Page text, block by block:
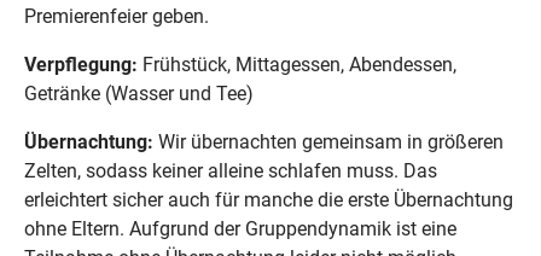
Premierenfeier geben.
Verpflegung: Frühstück, Mittagessen, Abendessen,
Getränke (Wasser und Tee)
Übernachtung: Wir übernachten gemeinsam in größeren
Zelten, sodass keiner alleine schlafen muss. Das
erleichtert sicher auch für manche die erste Übernachtung
ohne Eltern. Aufgrund der Gruppendynamik ist eine